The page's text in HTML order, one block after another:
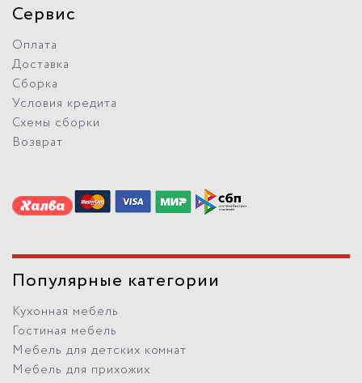
Сервис
Оплата
Доставка
Сборка
Условия кредита
Схемы сборки
Возврат
Популярные категории
Кухонная мебель
Гостиная мебель
Мебель для детских комнат
Мебель для прихожих